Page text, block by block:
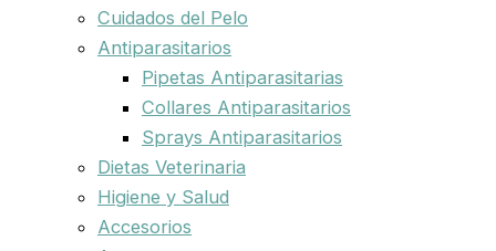
Cuidados del Pelo
Antiparasitarios
Pipetas Antiparasitarias
Collares Antiparasitarios
Sprays Antiparasitarios
Dietas Veterinaria
Higiene y Salud
Accesorios